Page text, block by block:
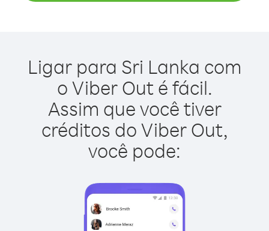
Ligar para Sri Lanka com
o Viber Out é fácil.
Assim que você tiver
créditos do Viber Out,
você pode: